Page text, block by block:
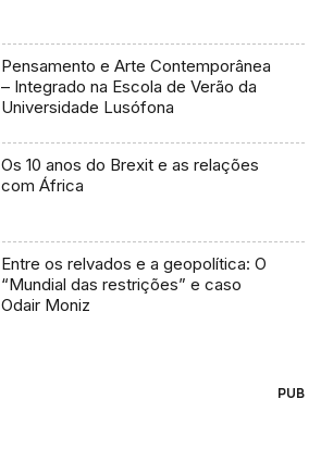
Pensamento e Arte Contemporânea
– Integrado na Escola de Verão da
Universidade Lusófona
Os 10 anos do Brexit e as relações
com África
Entre os relvados e a geopolítica: O
“Mundial das restrições” e caso
Odair Moniz
PUB